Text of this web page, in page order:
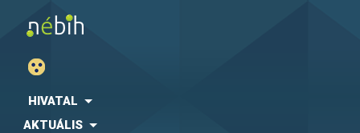
HIVATAL
AKTUÁLIS